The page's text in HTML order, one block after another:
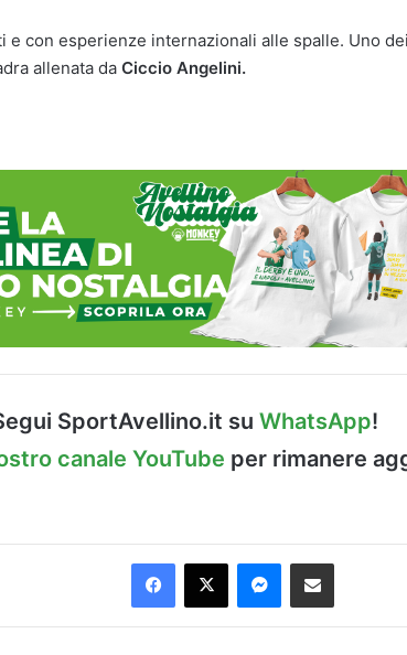
e con esperienze internazionali alle spalle. Uno
allenata da Ciccio Angelini.
SportAvellino.it su WhatsApp!
canale YouTube per rimanere
Facebook
X Messenger
Condividi via Email